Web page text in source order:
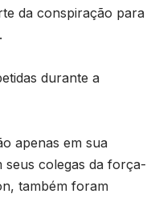
da conspiração para
durante a
apenas em sua
seus colegas da força-
também foram